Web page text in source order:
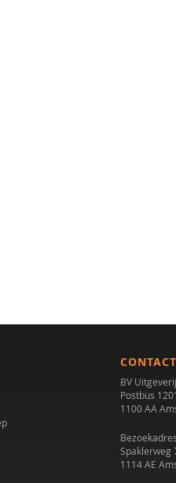
CONTACT
BV
Postbus
1100 AA
Spaklerweg
1114 AE